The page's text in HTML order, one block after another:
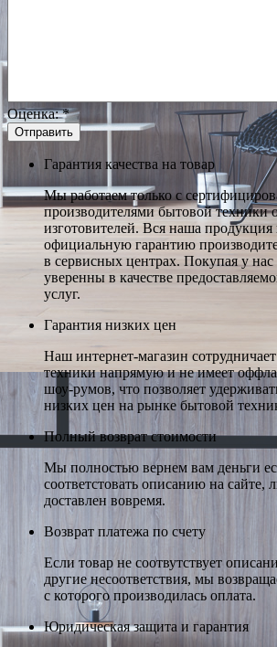
Оценка:*
Гарантия качества на товар
Мы работаем только с
производителями бытовой техники
изготовителей. Вся наша продукция
официальную гарантию
в сервисных центрах. Покупая у
уверенны в качестве
услуг.
Гарантия низких цен
Наш интернет-магазин
техники напрямую и не имеет
шоу-румов, что позволяет
низких цен на рынке бытовой
Полный возврат стоимости
Мы полностью вернем вам деньги
соответстовать описанию на сайте,
доставлен вовремя.
Возврат платежа по счету
Если товар не соотвутствует
другие несоответствия, мы
с которого производилась оплата.
Юридическая защита и гарантия